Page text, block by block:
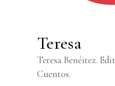
Teresa
Teresa Benéitez.
Cuentos.